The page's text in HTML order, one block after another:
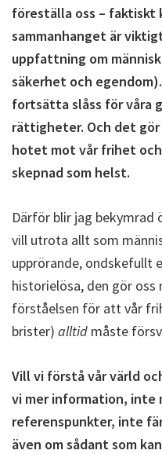
föreställa oss – faktiskt
sammanhanget är
uppfattning om
säkerhet och
fortsätta slåss för våra
rättigheter. Och det gör
hotet mot vår frihet
skepnad som helst.
Därför blir jag bekymrad
vill utrota allt som
upprörande, ondskefullt
historielösa, den gör oss
förståelsen för att vår
brister) alltid måste
Vill vi förstå vår värld
vi mer information, inte
referenspunkter, inte
även om sådant som